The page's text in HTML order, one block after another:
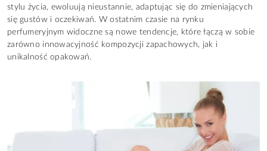
stylu życia, ewoluują nieustannie, adaptując się do zmieniających
się gustów i oczekiwań. W ostatnim czasie na rynku
perfumeryjnym widoczne są nowe tendencje, które łączą w sobie
zarówno innowacyjność kompozycji zapachowych, jak i
unikalność opakowań.